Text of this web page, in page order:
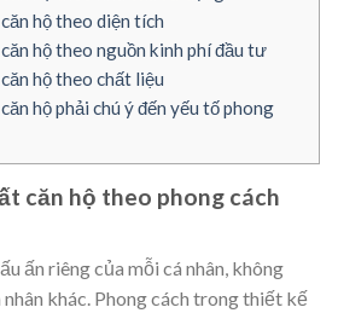
hộ theo diện tích
hộ theo nguồn kinh phí đầu tư
hộ theo chất liệu
hộ phải chú ý đến yếu tố phong
căn hộ theo phong cách
ấn riêng của mỗi cá nhân, không
khác. Phong cách trong thiết kế